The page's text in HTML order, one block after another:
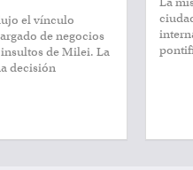
el vínculo
de negocios
de Milei. La
decisión